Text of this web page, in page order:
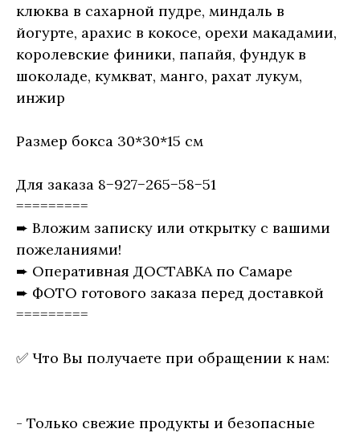
клюква в сахарной пудре, миндаль в
йогурте, арахис в кокосе, орехи макадамии,
королевские финики, папайя, фундук в
шоколаде, кумкват, манго, рахат лукум,
инжир
Размер бокса 30*30*15 см
Для заказа 8−927−265−58−51
=========
➨ Вложим записку или открытку с вашими
пожеланиями!
➨ Оперативная ДОСТАВКА по Самаре
➨ ФОТО готового заказа перед доставкой
=========
✅ Что Вы получаете при обращении к нам:
- Только свежие продукты и безопасные